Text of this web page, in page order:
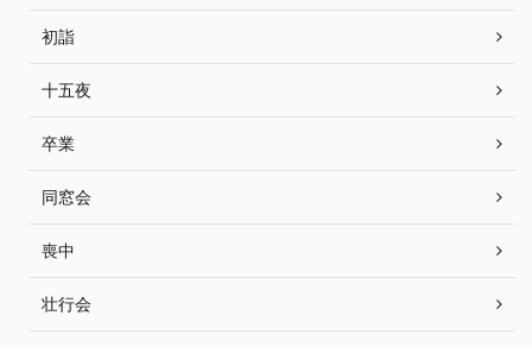
初詣
十五夜
卒業
同窓会
喪中
壮行会